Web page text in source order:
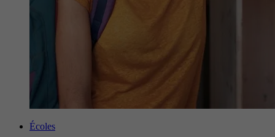
Écoles